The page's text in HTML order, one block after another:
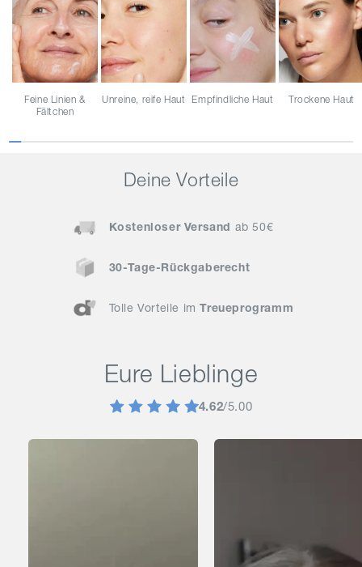
Feine Linien &
Fältchen
Unreine, reife Haut Empfindliche Haut Trockene Haut
Deine Vorteile
Kostenloser Versand ab 50€
30-Tage-Rückgaberecht
Tolle Vorteile im Treueprogramm
Eure Lieblinge
4.62/5.00